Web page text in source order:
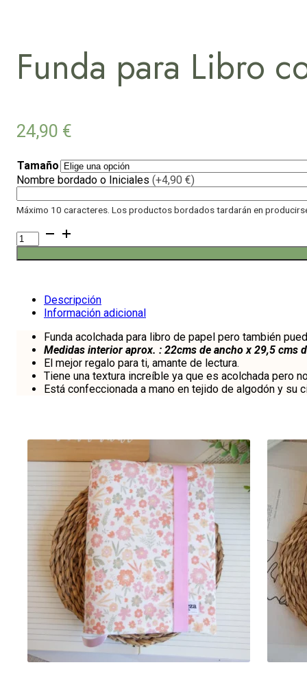
Funda para Libro
24,90 €
Tamaño
Nombre bordado o Iniciales (+4,90 €)
Máximo 10 caracteres. Los productos bordados tardarán en
Funda
para
Libro
Faro
cantidad
Descripción
Información adicional
Funda acolchada para libro de papel pero también
Medidas interior aprox. : 22cms de ancho x 29,5 cms
El mejor regalo para ti, amante de lectura.
Tiene una textura increíble ya que es acolchada pero
Está confeccionada a mano en tejido de algodón y su